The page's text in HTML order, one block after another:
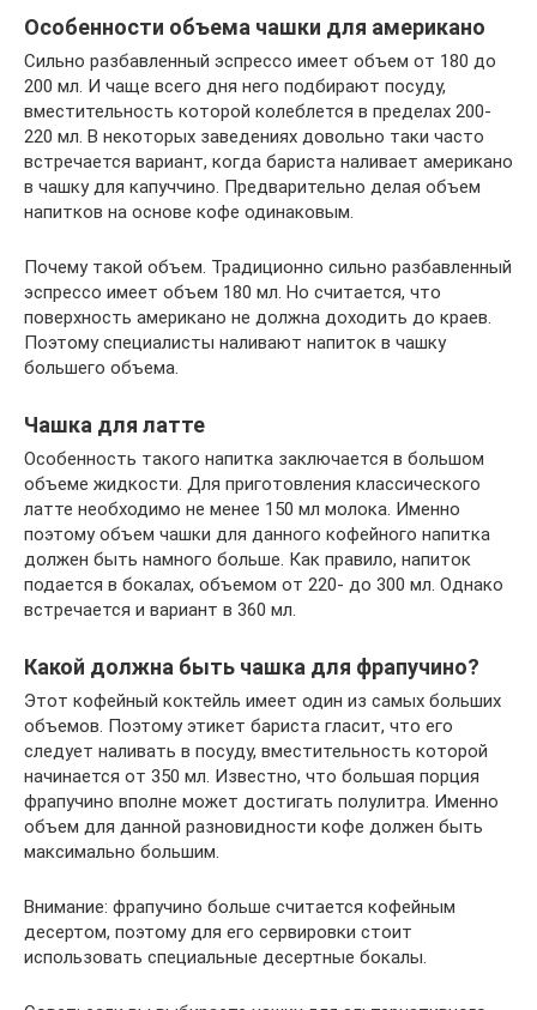
Особенности объема чашки для американо
Сильно разбавленный эспрессо имеет объем от 180 до
200 мл. И чаще всего дня него подбирают посуду,
вместительность которой колеблется в пределах 200-
220 мл. В некоторых заведениях довольно таки часто
встречается вариант, когда бариста наливает американо
в чашку для капуччино. Предварительно делая объем
напитков на основе кофе одинаковым.
Почему такой объем. Традиционно сильно разбавленный
эспрессо имеет объем 180 мл. Но считается, что
поверхность американо не должна доходить до краев.
Поэтому специалисты наливают напиток в чашку
большего объема.
Чашка для латте
Особенность такого напитка заключается в большом
объеме жидкости. Для приготовления классического
латте необходимо не менее 150 мл молока. Именно
поэтому объем чашки для данного кофейного напитка
должен быть намного больше. Как правило, напиток
подается в бокалах, объемом от 220- до 300 мл. Однако
встречается и вариант в 360 мл.
Какой должна быть чашка для фрапучино?
Этот кофейный коктейль имеет один из самых больших
объемов. Поэтому этикет бариста гласит, что его
следует наливать в посуду, вместительность которой
начинается от 350 мл. Известно, что большая порция
фрапучино вполне может достигать полулитра. Именно
объем для данной разновидности кофе должен быть
максимально большим.
Внимание: фрапучино больше считается кофейным
десертом, поэтому для его сервировки стоит
использовать специальные десертные бокалы.